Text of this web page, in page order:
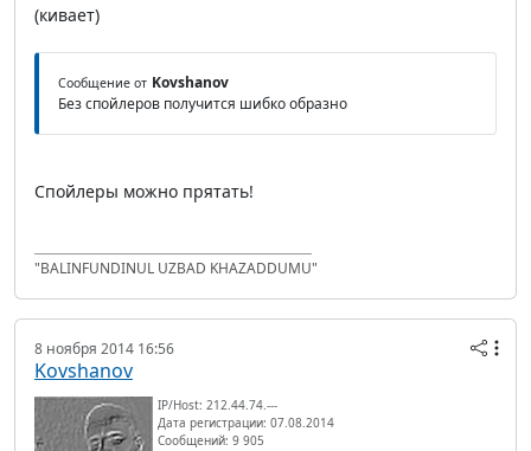
(кивает)
Сообщение от Kovshanov
Без спойлеров получится шибко образно
Спойлеры можно прятать!
"BALINFUNDINUL UZBAD KHAZADDUMU"
8 ноября 2014 16:56
Kovshanov
IP/Host: 212.44.74.---
Дата регистрации: 07.08.2014
Сообщений: 9 905